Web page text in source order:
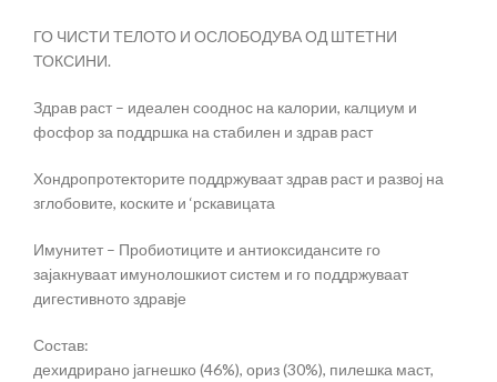
ГО ЧИСТИ ТЕЛОТО И ОСЛОБОДУВА ОД ШТЕТНИ
ТОКСИНИ.
Здрав раст – идеален сооднос на калории, калциум и
фосфор за поддршка на стабилен и здрав раст
Хондропротекторите поддржуваат здрав раст и развој на
зглобовите, коските и ‘рскавицата
Имунитет – Пробиотиците и антиоксидансите го
зајакнуваат имунолошкиот систем и го поддржуваат
дигестивното здравје
Состав:
дехидрирано јагнешко (46%), ориз (30%), пилешка маст,